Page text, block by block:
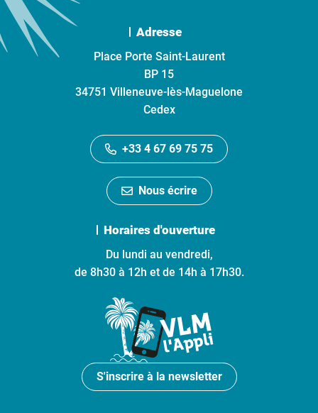
Adresse
Place Porte Saint-Laurent
BP 15
34751 Villeneuve-lès-Maguelone
Cedex
+33 4 67 69 75 75
Nous écrire
Horaires d'ouverture
Du lundi au vendredi,
de 8h30 à 12h et de 14h à 17h30.
S'inscrire à la newsletter